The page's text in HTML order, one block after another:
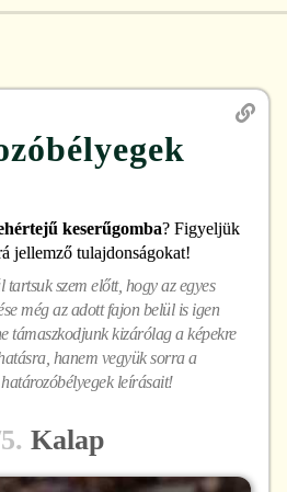
keserűgomba? Figyeljük
jellemző tulajdonságokat!
szem előtt, hogy az egyes
még az adott fajon belül is igen
támaszkodjunk kizárólag a képekre
hanem vegyük sorra a
leírásait!
Kalap